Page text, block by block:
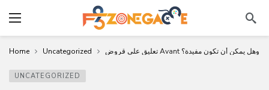
Home Uncategorized
UNCATEGORIZED